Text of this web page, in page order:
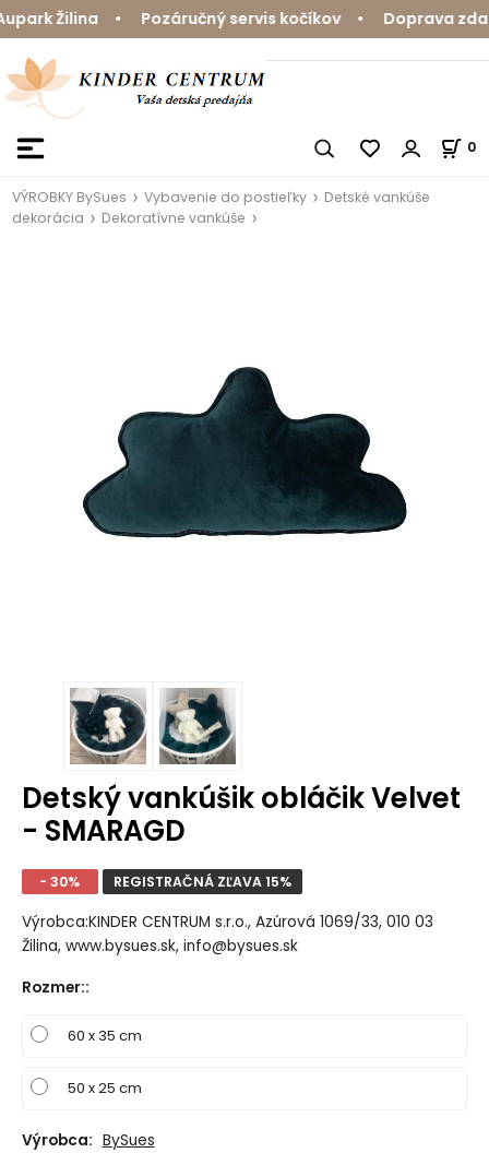
Žilina • Pozáručný servis kočíkov • Doprava
0
VÝROBKY BySues Vybavenie do postieľky
Detské vankúše
dekorácia
Dekoratívne vankúše
Detský vankúšik obláčik Velvet
- SMARAGD
- 30% REGISTRAČNÁ ZĽAVA 15%
Výrobca:KINDER CENTRUM s.r.o., Azúrová 1069/33, 010 03
Žilina, www.bysues.sk, info@bysues.sk
Rozmer::
60 x 35 cm
50 x 25 cm
Výrobca: BySues